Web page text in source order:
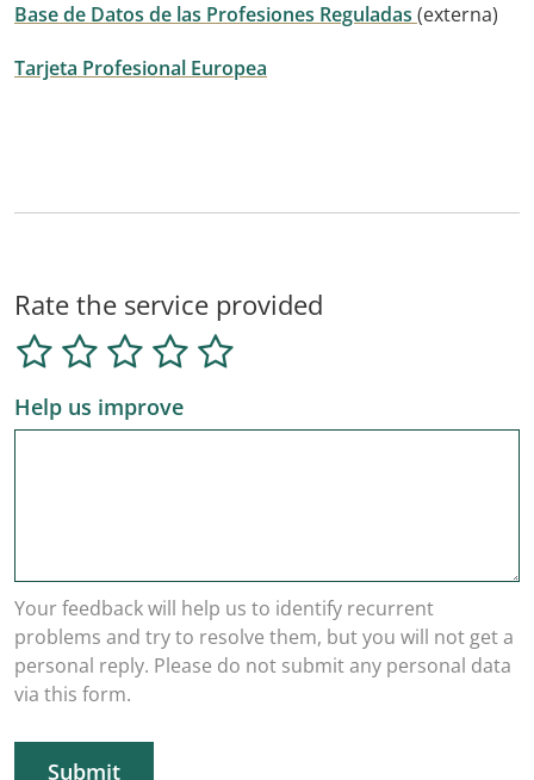
Base de Datos de las Profesiones Reguladas (externa)
Tarjeta Profesional Europea
Rate the service provided
Help us improve
Your feedback will help us to identify recurrent
problems and try to resolve them, but you will not get a
personal reply. Please do not submit any personal data
via this form.
Submit